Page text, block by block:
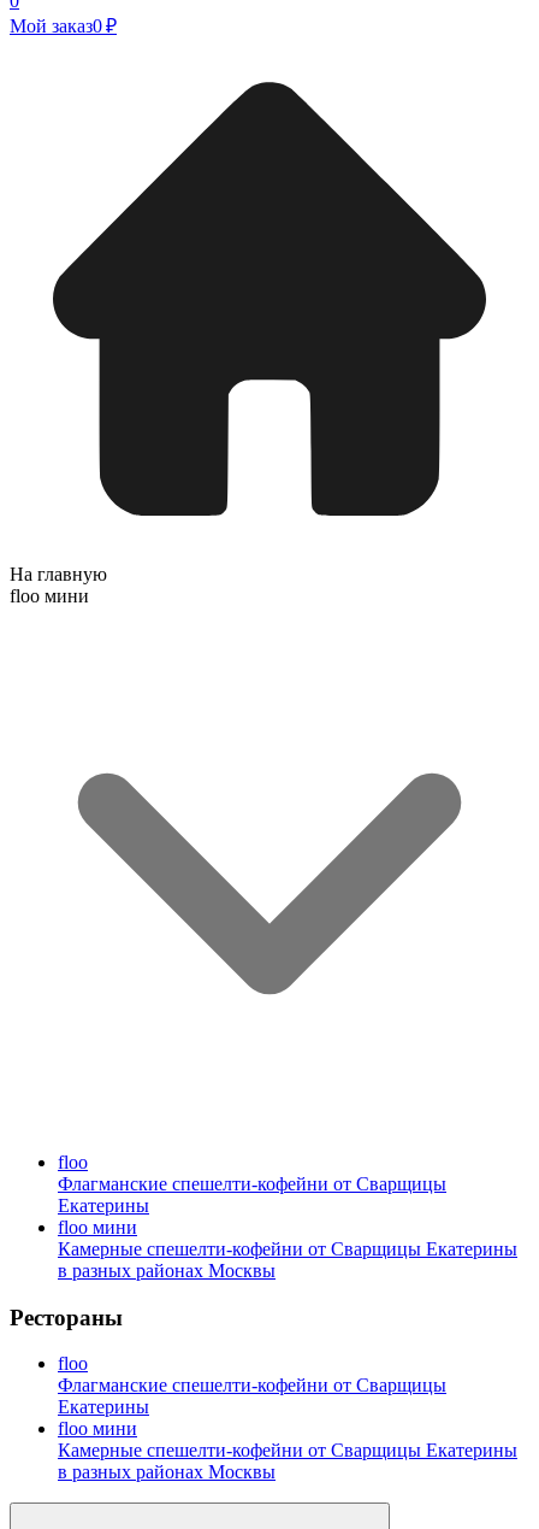
Мой заказ0 ₽
На главную
floo мини
floo
Флагманские спешелти-кофейни от Сварщицы
Екатерины
floo мини
Камерные спешелти-кофейни от Сварщицы Екатерины
в разных районах Москвы
Рестораны
floo
Флагманские спешелти-кофейни от Сварщицы
Екатерины
floo мини
Камерные спешелти-кофейни от Сварщицы Екатерины
в разных районах Москвы